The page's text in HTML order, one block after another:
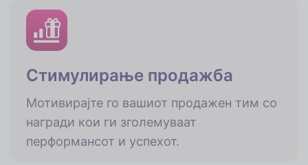
Стимулирање продажба
Мотивирајте го вашиот продажен тим со
награди кои ги зголемуваат
перформансот и успехот.